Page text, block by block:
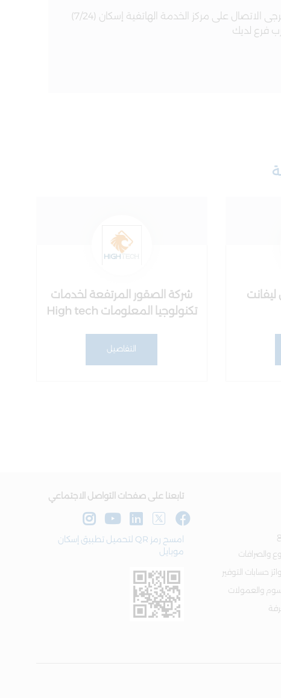
* لمزيد من المعلومات يرجى الاتصال على مركز الخدمة الهاتفية إسكان (7/24)
شركة الصقور المرتفعة لخدمات
تكنولوجيا المعلومات High tech
التفاصيل
والصرافات
حسابات التوفير
والعمولات
تابعنا على صفحات التواصل الاجتماعي
امسح رمز QR لتحميل تطبيق إسكان
موبايل